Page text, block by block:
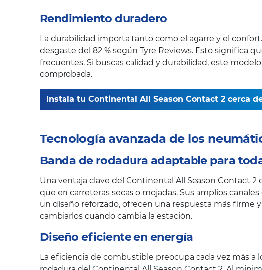
Rendimiento duradero
La durabilidad importa tanto como el agarre y el
desgaste del 82 % según Tyre Reviews. Esto significa
frecuentes. Si buscas calidad y durabilidad, este
comprobada.
Instala tu Continental All Season Contact 2 cerca
Tecnología avanzada de los
Banda de rodadura adaptable para
Una ventaja clave del Continental All Season Contact
que en carreteras secas o mojadas. Sus amplios
un diseño reforzado, ofrecen una respuesta más firme
cambiarlos cuando cambia la estación.
Diseño eficiente en energía
La eficiencia de combustible preocupa cada vez más